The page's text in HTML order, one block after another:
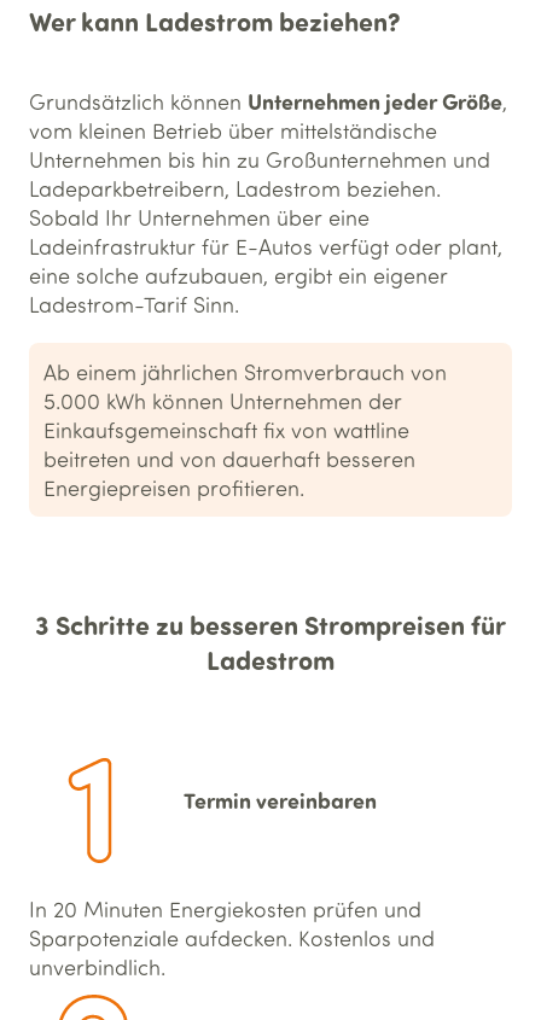
Wer kann Ladestrom beziehen?
Grundsätzlich können Unternehmen jeder Größe,
vom kleinen Betrieb über mittelständische
Unternehmen bis hin zu Großunternehmen und
Ladeparkbetreibern, Ladestrom beziehen.
Sobald Ihr Unternehmen über eine
Ladeinfrastruktur für E-Autos verfügt oder plant,
eine solche aufzubauen, ergibt ein eigener
Ladestrom-Tarif Sinn.
Ab einem jährlichen Stromverbrauch von
5.000 kWh können Unternehmen der
Einkaufsgemeinschaft fix von wattline
beitreten und von dauerhaft besseren
Energiepreisen profitieren.
3 Schritte zu besseren Strompreisen für
Ladestrom
Termin vereinbaren
In 20 Minuten Energiekosten prüfen und
Sparpotenziale aufdecken. Kostenlos und
unverbindlich.